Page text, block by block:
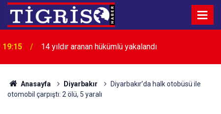
19:15
14 yıldır aranan hükümlü yakalandı
Anasayfa Diyarbakır
Diyarbakır’da halk otobüsü ile
otomobil çarpıştı: 2 ölü, 5 yaralı